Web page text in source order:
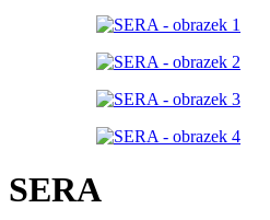
SERA